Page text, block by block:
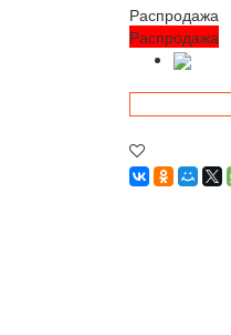
Распродажа
Распродажа